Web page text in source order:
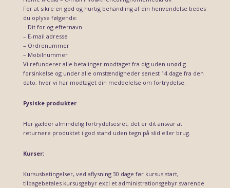
For at sikre en god og hurtig behandling af din henvendelse bedes
du oplyse følgende:
– Dit for og efternavn
– E-mail adresse
– Ordrenummer
– Mobilnummer
Vi refunderer alle betalinger modtaget fra dig uden unødig
forsinkelse og under alle omstændigheder senest 14 dage fra den
dato, hvor vi har modtaget din meddelelse om fortrydelse.
Fysiske produkter
Her gælder almindelig fortrydelsesret, det er dit ansvar at
returnere produktet i god stand uden tegn på slid eller brug.
Kurser:
Kursusbetingelser, ved aflysning 30 dage før kursus start,
tilbagebetales kursusgebyr excl et administrationsgebyr svarende